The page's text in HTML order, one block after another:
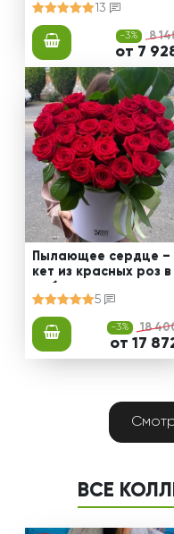
13
-3% 8
от 7
Пылающее сердце –
кет из красных роз в
робке
5
-3% 18
от 17
ВСЕ